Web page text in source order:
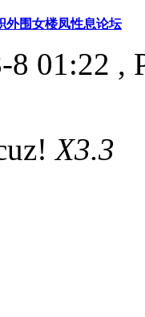
外围女楼凤性息论坛
8 01:22 ,
X3.3